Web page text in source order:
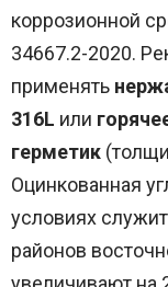
коррозионной
34667.2-2020.
применять
316L или
герметик
Оцинкованная
условиях
районов